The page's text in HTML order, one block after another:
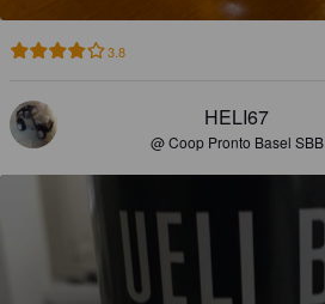
3.8
HELI67
@ Coop Pronto Basel SBB